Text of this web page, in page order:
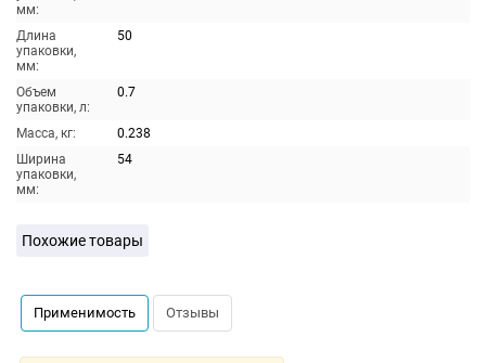
мм:
Длина
упаковки,
мм:
50
Объем
упаковки, л:
0.7
Масса, кг:
0.238
Ширина
упаковки,
мм:
54
Похожие товары
Применимость Отзывы